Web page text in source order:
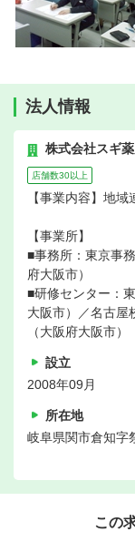
法人情報
株式会社スギ
店舗数30以上
【事業内容】地
【事業所】
■事務所：東京事
府大阪市）
■研修センター：
大阪市）／名古屋
（大阪府大阪市）
設立
2008年09月
所在地
岐阜県関市倉知字
この